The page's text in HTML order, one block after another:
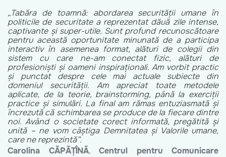
„Tabăra de toamnă: abordarea securității umane în
politicile de securitate a reprezentat dăuă zile intense,
captivante și super-utile. Sunt profund recunoscătoare
pentru această oportunitate minunată de a participa
interactiv în asemenea format, alături de colegii din
sistem cu care ne-am conectat fizic, alături de
profesioniști și oameni inspiraționali. Am vorbit practic
și punctat despre cele mai actuale subiecte din
domeniul securității. Am apreciat toate metodele
aplicate, de la teorie, brainstorming, până la exerciții
practice și simulări. La final am rămas entuziasmată și
încrezută că schimbarea se produce de la fiecare dintre
noi. Având o societate corect informată, pregătită și
unită – ne vom câștiga Demnitatea și Valorile umane,
care ne reprezintă”.
Carolina CĂPĂȚÎNĂ, Centrul pentru Comunicare